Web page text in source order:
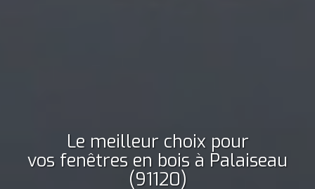
Le meilleur choix pour
vos fenêtres en bois à Palaiseau
(91120)